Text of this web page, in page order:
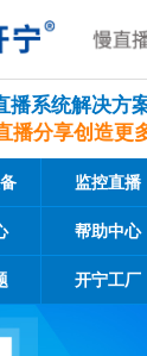
播系统解决方
播分享创造更
监控直播
帮助中心
开宁工厂